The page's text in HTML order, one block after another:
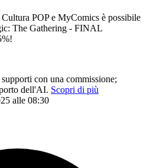
POP e MyComics è possibile
The Gathering - FINAL
con una commissione;
dell'AI. Scopri di più
alle 08:30